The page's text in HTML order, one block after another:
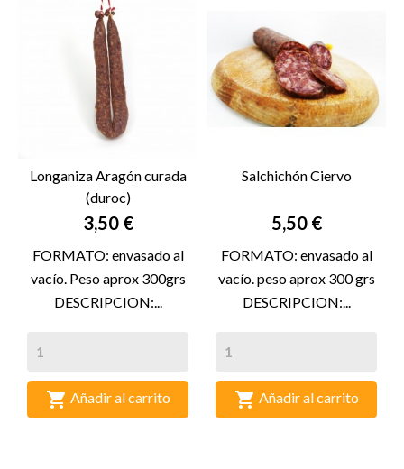
Longaniza Aragón curada
(duroc)
Precio
3,50 €
FORMATO: envasado al
vacío. Peso aprox 300grs
DESCRIPCION:...
 Añadir al carrito
Salchichón Ciervo
Precio
5,50 €
FORMATO: envasado al
vacío. peso aprox 300 grs
DESCRIPCION:...
 Añadir al carrito